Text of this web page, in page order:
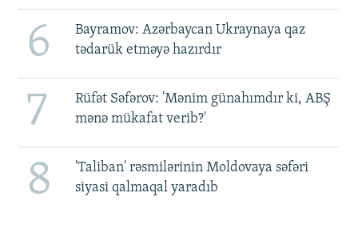
6
Bayramov: Azərbaycan Ukraynaya qaz
tədarük etməyə hazırdır
7
Rüfət Səfərov: 'Mənim günahımdır ki, ABŞ
mənə mükafat verib?'
8
'Taliban' rəsmilərinin Moldovaya səfəri
siyasi qalmaqal yaradıb